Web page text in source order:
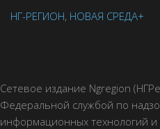
НГ-РЕГИОН, НОВАЯ СРЕДА+
Сетевое издание Ngregion
Федеральной службой по
информационных технологий